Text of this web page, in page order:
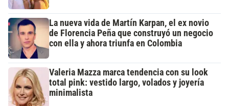
La nueva vida de Martín Karpan, el ex novio
de Florencia Peña que construyó un negocio
con ella y ahora triunfa en Colombia
Valeria Mazza marca tendencia con su look
total pink: vestido largo, volados y joyería
minimalista